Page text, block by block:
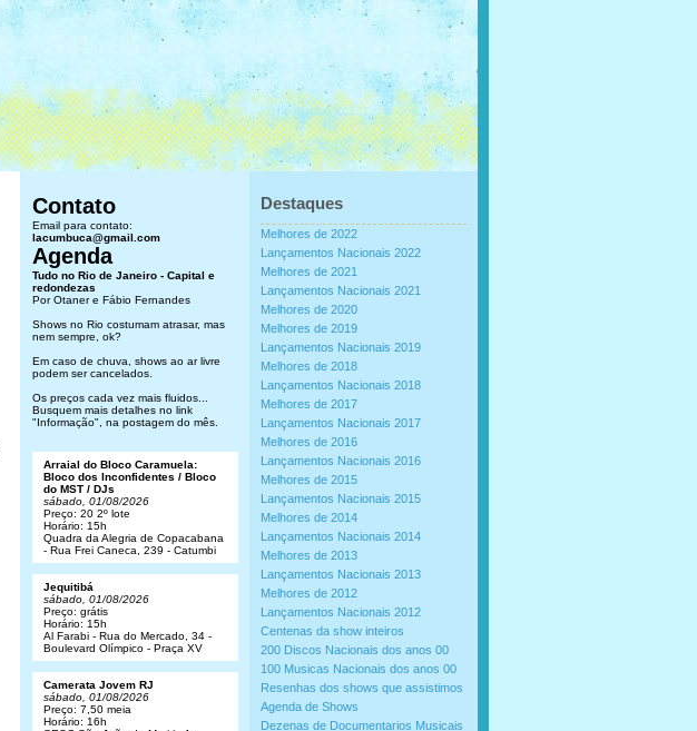
Destaques
Melhores de 2022
Lançamentos Nacionais 2022
Melhores de 2021
Lançamentos Nacionais 2021
Melhores de 2020
Melhores de 2019
Lançamentos Nacionais 2019
Melhores de 2018
Lançamentos Nacionais 2018
Melhores de 2017
Lançamentos Nacionais 2017
Melhores de 2016
Lançamentos Nacionais 2016
Melhores de 2015
Lançamentos Nacionais 2015
Melhores de 2014
Lançamentos Nacionais 2014
Melhores de 2013
Lançamentos Nacionais 2013
Melhores de 2012
Lançamentos Nacionais 2012
Centenas da show inteiros
200 Discos Nacionais dos anos 00
100 Musicas Nacionais dos anos 00
Resenhas dos shows que assistimos
Agenda de Shows
Dezenas de Documentarios Musicais
Contato
Email para contato:
lacumbuca@gmail.com
Agenda
Tudo no Rio de Janeiro - Capital e
redondezas
Por Otaner e Fábio Fernandes
Shows no Rio costumam atrasar, mas
nem sempre, ok?
Em caso de chuva, shows ao ar livre
podem ser cancelados.
Os preços cada vez mais fluidos...
Busquem mais detalhes no link
"Informação", na postagem do mês.
Arraial do Bloco Caramuela:
Bloco dos Inconfidentes / Bloco
do MST / DJs
sábado, 01/08/2026
Preço: 20 2º lote
Horário: 15h
Quadra da Alegria de Copacabana
- Rua Frei Caneca, 239 - Catumbi
Jequitibá
sábado, 01/08/2026
Preço: grátis
Horário: 15h
Al Farabi - Rua do Mercado, 34 -
Boulevard Olímpico - Praça XV
Camerata Jovem RJ
sábado, 01/08/2026
Preço: 7,50 meia
Horário: 16h